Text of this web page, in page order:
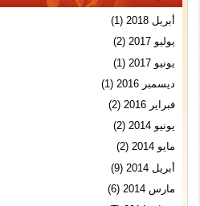
أبريل 2018
(1)
يوليو 2017
(2)
يونيو 2017
(1)
ديسمبر 2016
(1)
فبراير 2016
(2)
يونيو 2014
(2)
مايو 2014
(2)
أبريل 2014
(9)
مارس 2014
(6)